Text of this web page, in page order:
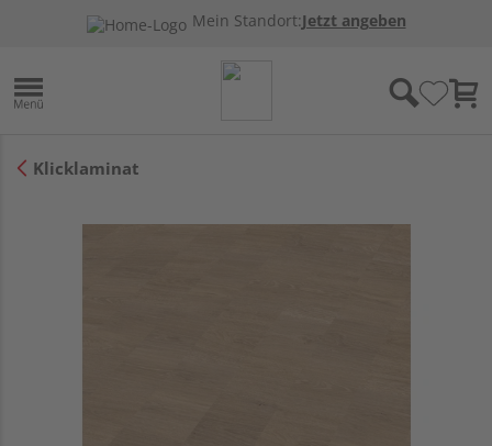
Mein Standort:Jetzt angeben
Klicklaminat